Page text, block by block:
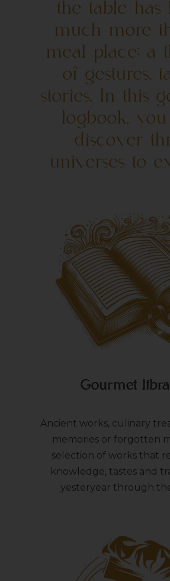
the table has
much more
meal place: a
of gestures,
stories. In this
logbook,
discover
universes to
Gourmet
Ancient works, culinary
memories or forgotten
selection of works that
knowledge, tastes and
yesteryear through